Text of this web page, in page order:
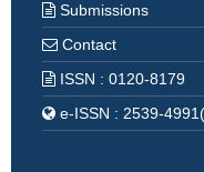
Submissions
Contact
ISSN : 0120-8179
e-ISSN : 2539-